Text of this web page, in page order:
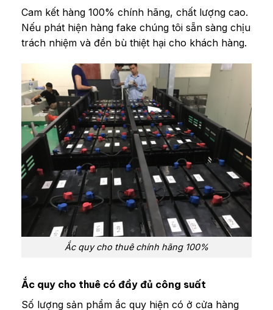
Cam kết hàng 100% chính hãng, chất lượng cao.
Nếu phát hiện hàng fake chúng tôi sẵn sàng chịu
trách nhiệm và đền bù thiệt hại cho khách hàng.
Ắc quy cho thuê chính hãng 100%
Ắc quy cho thuê có đầy đủ công suất
Số lượng sản phẩm ắc quy hiện có ở cửa hàng